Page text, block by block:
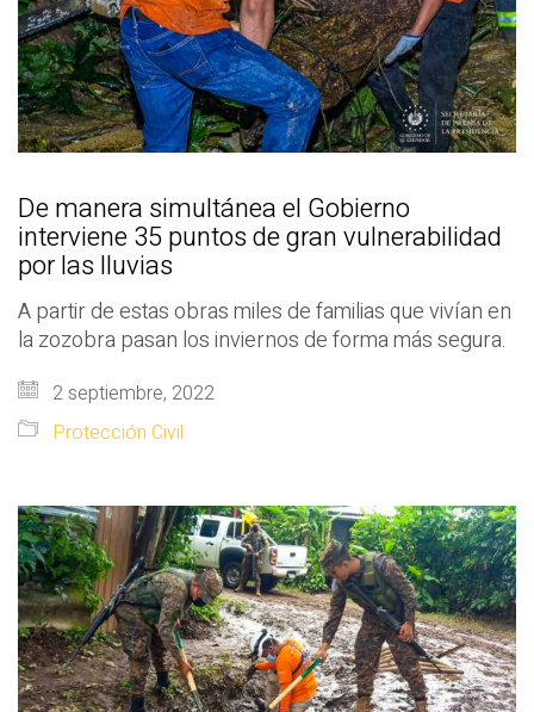
De manera simultánea el Gobierno
interviene 35 puntos de gran vulnerabilidad
por las lluvias
A partir de estas obras miles de familias que vivían en
la zozobra pasan los inviernos de forma más segura.
2 septiembre, 2022
Protección Civil